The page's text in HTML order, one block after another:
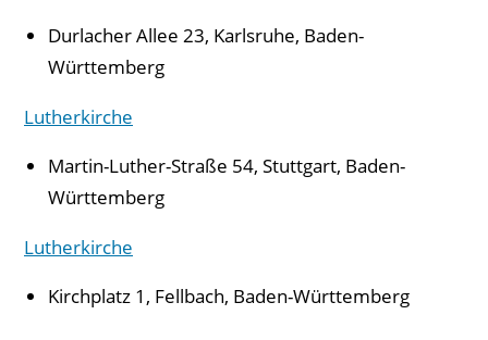
Durlacher Allee 23, Karlsruhe, Baden-
Württemberg
Lutherkirche
Martin-Luther-Straße 54, Stuttgart, Baden-
Württemberg
Lutherkirche
Kirchplatz 1, Fellbach, Baden-Württemberg